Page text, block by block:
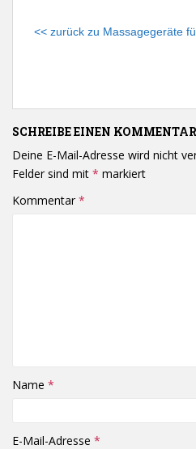
<< zurück zu Massagegeräte
SCHREIBE EINEN KOMMENTAR
Deine E-Mail-Adresse wird nicht
Felder sind mit * markiert
Kommentar *
Name *
E-Mail-Adresse *